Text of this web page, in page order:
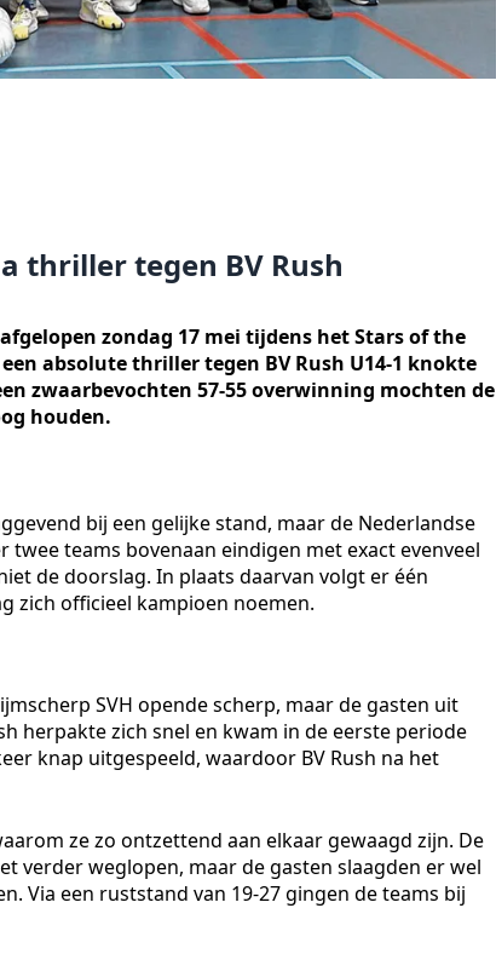
thriller tegen BV Rush
zondag 17 mei tijdens het Stars of the
absolute thriller tegen BV Rush U14-1 knokte
zwaarbevochten 57-55 overwinning mochten de
houden.
bij een gelijke stand, maar de Nederlandse
twee teams bovenaan eindigen met exact evenveel
de doorslag. In plaats daarvan volgt er één
zich officieel kampioen noemen.
SVH opende scherp, maar de gasten uit
herpakte zich snel en kwam in de eerste periode
knap uitgespeeld, waardoor BV Rush na het
ze zo ontzettend aan elkaar gewaagd zijn. De
verder weglopen, maar de gasten slaagden er wel
Via een ruststand van 19-27 gingen de teams bij